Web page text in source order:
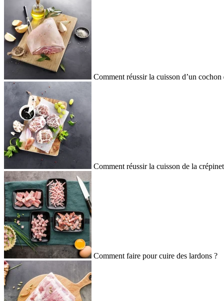
Comment réussir la cuisson d’un cochon
Comment réussir la cuisson de la
Comment faire pour cuire des lardons ?